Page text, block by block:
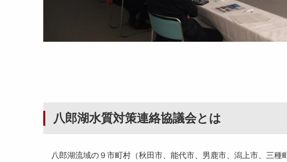
八郎湖水質対策連絡協議会とは
八郎湖流域の９市町村（秋田市、能代市、男鹿市、潟上市、三種